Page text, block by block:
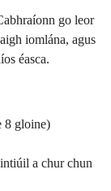
go leor
iomlána, agus
éasca.
8 gloine)
a chur chun